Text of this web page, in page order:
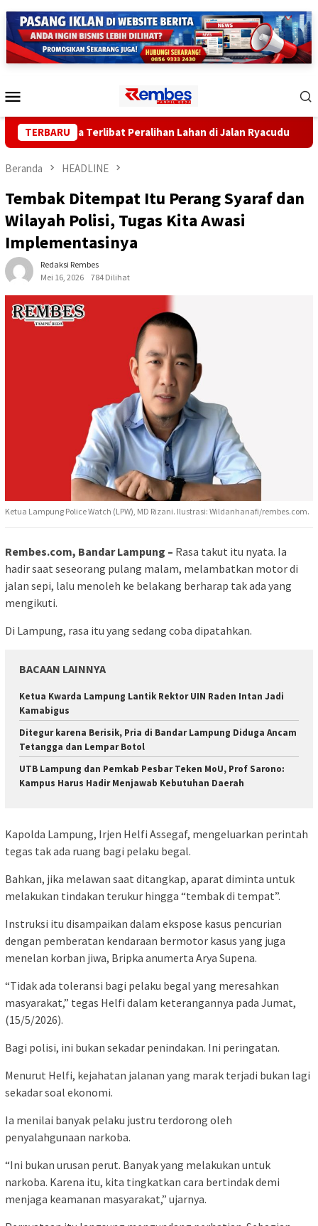
ke
konten
Mobile
TERBARU
Sekda Terlibat Peralihan Lahan di Jalan Ryacudu
Beranda HEADLINE
Tembak Ditempat Itu Perang Syaraf dan
Wilayah Polisi, Tugas Kita Awasi
Implementasinya
Redaksi Rembes
Mei 16, 2026
784 Dilihat
Ketua Lampung Police Watch (LPW), MD Rizani. Ilustrasi: Wildanhanafi/rembes.com.
Rembes.com, Bandar Lampung – Rasa takut itu nyata. Ia
hadir saat seseorang pulang malam, melambatkan motor di
jalan sepi, lalu menoleh ke belakang berharap tak ada yang
mengikuti.
Di Lampung, rasa itu yang sedang coba dipatahkan.
BACAAN LAINNYA
Ketua Kwarda Lampung Lantik Rektor UIN Raden Intan Jadi
Kamabigus
Ditegur karena Berisik, Pria di Bandar Lampung Diduga Ancam
Tetangga dan Lempar Botol
UTB Lampung dan Pemkab Pesbar Teken MoU, Prof Sarono:
Kampus Harus Hadir Menjawab Kebutuhan Daerah
Kapolda Lampung, Irjen Helfi Assegaf, mengeluarkan perintah
tegas tak ada ruang bagi pelaku begal.
Bahkan, jika melawan saat ditangkap, aparat diminta untuk
melakukan tindakan terukur hingga “tembak di tempat”.
Instruksi itu disampaikan dalam ekspose kasus pencurian
dengan pemberatan kendaraan bermotor kasus yang juga
menelan korban jiwa, Bripka anumerta Arya Supena.
“Tidak ada toleransi bagi pelaku begal yang meresahkan
masyarakat,” tegas Helfi dalam keterangannya pada Jumat,
(15/5/2026).
Bagi polisi, ini bukan sekadar penindakan. Ini peringatan.
Menurut Helfi, kejahatan jalanan yang marak terjadi bukan lagi
sekadar soal ekonomi.
Ia menilai banyak pelaku justru terdorong oleh
penyalahgunaan narkoba.
“Ini bukan urusan perut. Banyak yang melakukan untuk
narkoba. Karena itu, kita tingkatkan cara bertindak demi
menjaga keamanan masyarakat,” ujarnya.